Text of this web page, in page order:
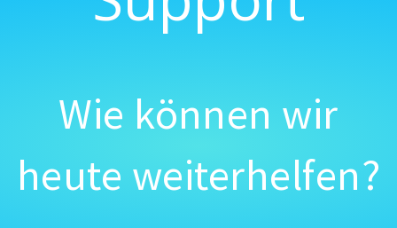
Wie können wir
heute weiterhelfen?